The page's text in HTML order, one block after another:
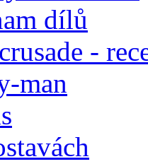
dílů
-
man